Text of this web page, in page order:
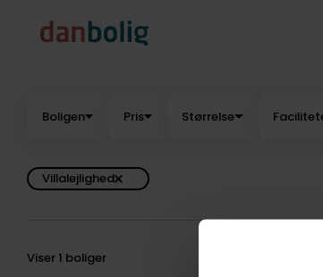
Boligen Pris Størrelse
Villalejlighed
Viser 1 boliger